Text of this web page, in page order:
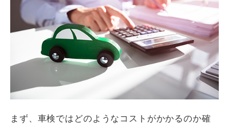
まず、車検ではどのようなコストがかかるのか確